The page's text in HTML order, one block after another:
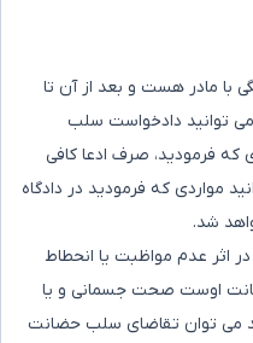
با مادر هست و بعد از آن تا
توانید دادخواست سلب
که فرمودید، صرف ادعا کافی
مواردی که فرمودید در دادگاه
شد.
مدنی هرگاه در اثر عدم مواظبت یا انحطاط
اوست صحت جسمانی و یا
می توان تقاضای سلب حضانت